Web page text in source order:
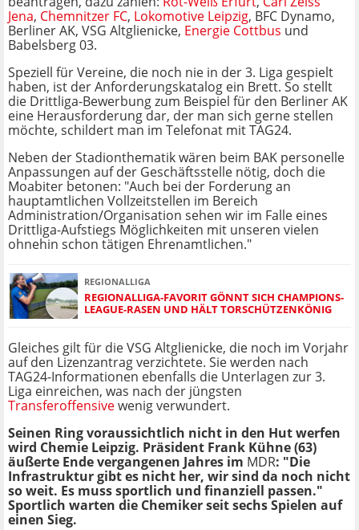
Jena, Chemnitzer FC, Lokomotive Leipzig, BFC Dynamo,
Berliner AK, VSG Altglienicke, Energie Cottbus und
Babelsberg 03.
Speziell für Vereine, die noch nie in der 3. Liga gespielt
haben, ist der Anforderungskatalog ein Brett. So stellt
die Drittliga-Bewerbung zum Beispiel für den Berliner AK
eine Herausforderung dar, der man sich gerne stellen
möchte, schildert man im Telefonat mit TAG24.
Neben der Stadionthematik wären beim BAK personelle
Anpassungen auf der Geschäftsstelle nötig, doch die
Moabiter betonen: "Auch bei der Forderung an
hauptamtlichen Vollzeitstellen im Bereich
Administration/Organisation sehen wir im Falle eines
Drittliga-Aufstiegs Möglichkeiten mit unseren vielen
ohnehin schon tätigen Ehrenamtlichen."
REGIONALLIGA
REGIONALLIGA-FAVORIT GÖNNT SICH CHAMPIONS-
LEAGUE-RASEN UND HÄLT TORSCHÜTZENKÖNIG
Gleiches gilt für die VSG Altglienicke, die noch im Vorjahr
auf den Lizenzantrag verzichtete. Sie werden nach
TAG24-Informationen ebenfalls die Unterlagen zur 3.
Liga einreichen, was nach der jüngsten
Transferoffensivewenig verwundert.
Seinen Ring voraussichtlich nicht in den Hut werfen
wird Chemie Leipzig. Präsident Frank Kühne (63)
äußerte Ende vergangenen Jahres im MDR: "Die
Infrastruktur gibt es nicht her, wir sind da noch nicht
so weit. Es muss sportlich und finanziell passen."
Sportlich warten die Chemiker seit sechs Spielen auf
einen Sieg.